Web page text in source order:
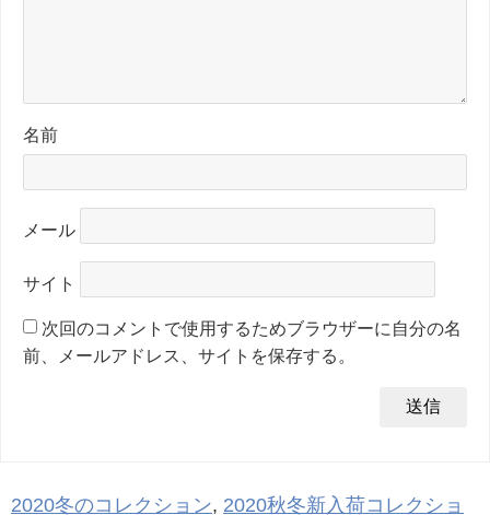
名前
メール
サイト
次回のコメントで使用するためブラウザーに自分の名
前、メールアドレス、サイトを保存する。
2020冬のコレクション, 2020秋冬新入荷コレクショ